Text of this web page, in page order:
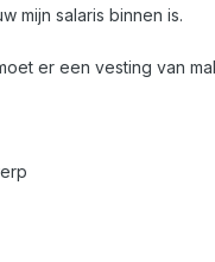
mijn salaris binnen is.
er een vesting van